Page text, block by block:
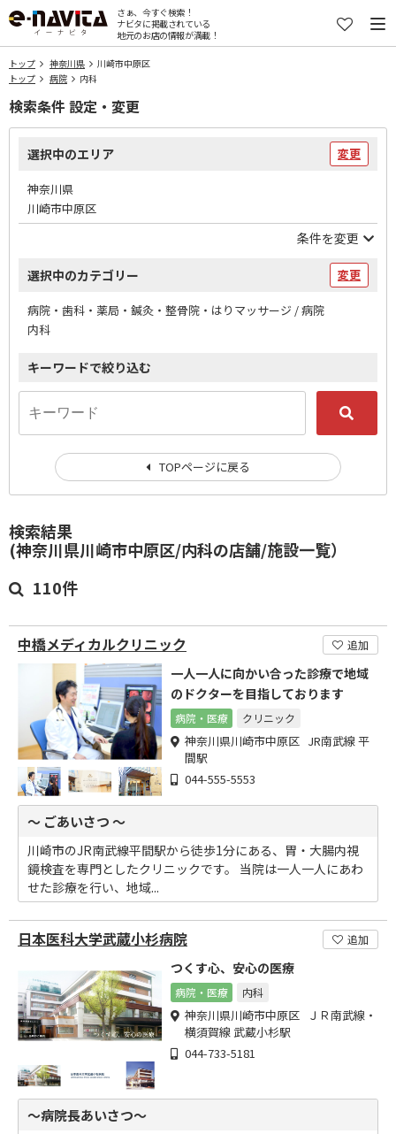
さぁ、今すぐ検索！
ナビタに掲載されている
地元のお店の情報が満載！
トップ 神奈川県
川崎市中原区
トップ
病院 内科
検索結果
(神奈川県川崎市中原区/内科の店舗/施設一覧）
110件
中橋メディカルクリニック 追加
一人一人に向かい合った診療で地域
のドクターを目指しております
病院・医療 クリニック
神奈川県川崎市中原区 JR南武線 平
間駅
044-555-5553
～ ごあいさつ ～
川崎市のJR南武線平間駅から徒歩1分にある、胃・大腸内視
鏡検査を専門としたクリニックです。 当院は一人一人にあわ
せた診療を行い、地域...
日本医科大学武蔵小杉病院 追加
つくす心、安心の医療
病院・医療 内科
神奈川県川崎市中原区 ＪＲ南武線・
横須賀線 武蔵小杉駅
044-733-5181
～病院長あいさつ～
検索条件 設定・変更
選択中のエリア 変更
神奈川県
川崎市中原区
条件を変更
選択中のカテゴリー 変更
病院・歯科・薬局・鍼灸・整骨院・はりマッサージ / 病院
内科
キーワードで絞り込む
TOPページに戻る